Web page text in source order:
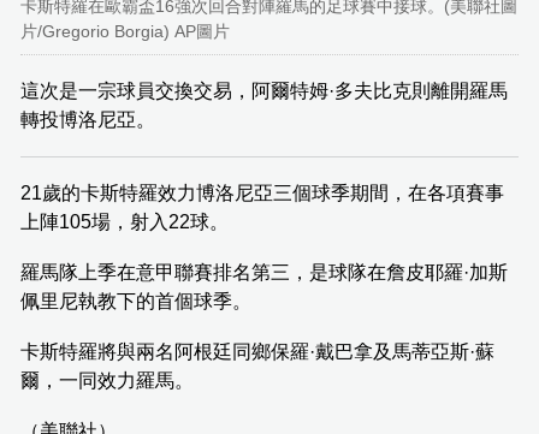
卡斯特羅在歐霸盃16強次回合對陣羅馬的足球賽中接球。(美聯社圖
片/Gregorio Borgia) AP圖片
這次是一宗球員交換交易，阿爾特姆·多夫比克則離開羅馬
轉投博洛尼亞。
21歲的卡斯特羅效力博洛尼亞三個球季期間，在各項賽事
上陣105場，射入22球。
羅馬隊上季在意甲聯賽排名第三，是球隊在詹皮耶羅·加斯
佩里尼執教下的首個球季。
卡斯特羅將與兩名阿根廷同鄉保羅·戴巴拿及馬蒂亞斯·蘇
爾，一同效力羅馬。